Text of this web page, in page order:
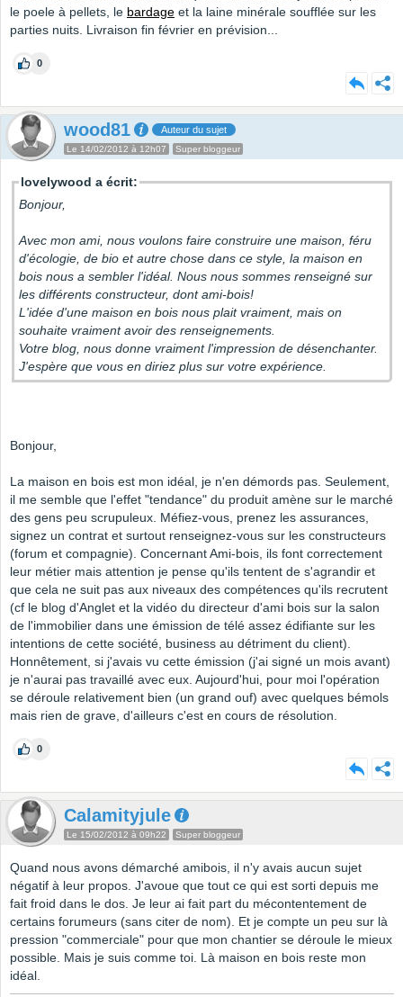
le poele à pellets, le bardage et la laine minérale soufflée sur les
parties nuits. Livraison fin février en prévision...
0
wood81 Auteur du sujet
Le 14/02/2012 à 12h07 Super bloggeur
lovelywood a écrit:
Bonjour,
Avec mon ami, nous voulons faire construire une maison, féru
d'écologie, de bio et autre chose dans ce style, la maison en
bois nous a sembler l'idéal. Nous nous sommes renseigné sur
les différents constructeur, dont ami-bois!
L'idée d'une maison en bois nous plait vraiment, mais on
souhaite vraiment avoir des renseignements.
Votre blog, nous donne vraiment l'impression de désenchanter.
J'espère que vous en diriez plus sur votre expérience.
Bonjour,
La maison en bois est mon idéal, je n'en démords pas. Seulement,
il me semble que l'effet "tendance" du produit amène sur le marché
des gens peu scrupuleux. Méfiez-vous, prenez les assurances,
signez un contrat et surtout renseignez-vous sur les constructeurs
(forum et compagnie). Concernant Ami-bois, ils font correctement
leur métier mais attention je pense qu'ils tentent de s'agrandir et
que cela ne suit pas aux niveaux des compétences qu'ils recrutent
(cf le blog d'Anglet et la vidéo du directeur d'ami bois sur la salon
de l'immobilier dans une émission de télé assez édifiante sur les
intentions de cette société, business au détriment du client).
Honnêtement, si j'avais vu cette émission (j'ai signé un mois avant)
je n'aurai pas travaillé avec eux. Aujourd'hui, pour moi l'opération
se déroule relativement bien (un grand ouf) avec quelques bémols
mais rien de grave, d'ailleurs c'est en cours de résolution.
0
Calamityjule
Le 15/02/2012 à 09h22 Super bloggeur
Quand nous avons démarché amibois, il n'y avais aucun sujet
négatif à leur propos. J'avoue que tout ce qui est sorti depuis me
fait froid dans le dos. Je leur ai fait part du mécontentement de
certains forumeurs (sans citer de nom). Et je compte un peu sur là
pression "commerciale" pour que mon chantier se déroule le mieux
possible. Mais je suis comme toi. Là maison en bois reste mon
idéal.